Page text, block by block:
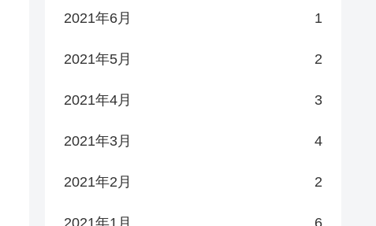
2021年6月 1
2021年5月 2
2021年4月 3
2021年3月 4
2021年2月 2
2021年1月 6